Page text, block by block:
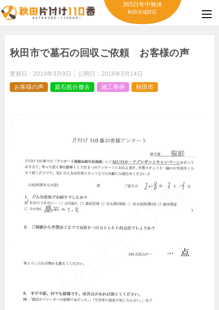
365日年中無休
秋田全域対応
秋田市で墓石の回収ご依頼 お客様の声
更新日： 2019年3月9日 公開日： 2018年3月14日
お客様の声
庭石処分撤去 施工事例 秋田市